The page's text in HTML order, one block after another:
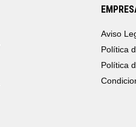
Aviso
Política
Política